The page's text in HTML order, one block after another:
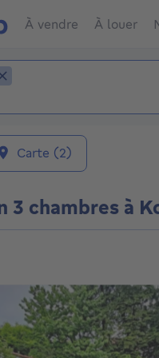
À vendre À louer
sélectionnées:
Carte (2)
3 chambres à